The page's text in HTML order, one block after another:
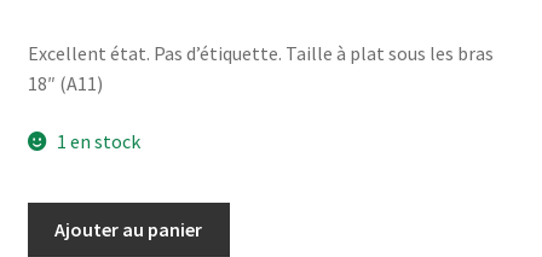
Excellent état. Pas d’étiquette. Taille à plat sous les bras
18″ (A11)
1 en stock
Ajouter au panier